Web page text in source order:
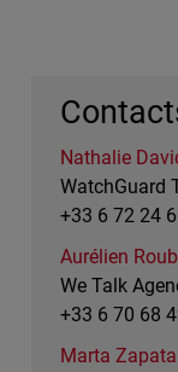
Nathalie
WatchGuard
+33 6 72 24
Aurélien
We Talk
+33 6 70 68
Marta Zapata